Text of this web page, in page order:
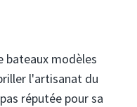
bateaux modèles
l'artisanat du
réputée pour sa